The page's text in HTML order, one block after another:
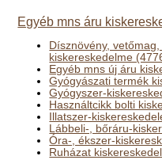
Egyéb mns áru
Dísznövény,
kiskereskedelme
Egyéb mns új áru
Gyógyászati termék
Gyógyszer-
Használtcikk bolti
Illatszer-
Lábbeli-, bőráru-
Óra-, ékszer-
Ruházat